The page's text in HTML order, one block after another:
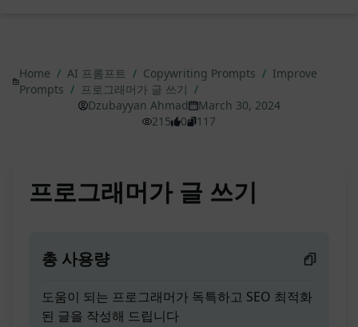
Home / AI 프롬프트 / Copywriting Prompts / Improve
Prompts / 프로그래머가 글 쓰기 /
Dzubayyan Ahmad
March 30, 2024
215
0 117
프로그래머가 글 쓰기
총 사용량
도움이 되는 프로그래머가 독특하고 SEO 최적화
된 글을 작성해 드립니다